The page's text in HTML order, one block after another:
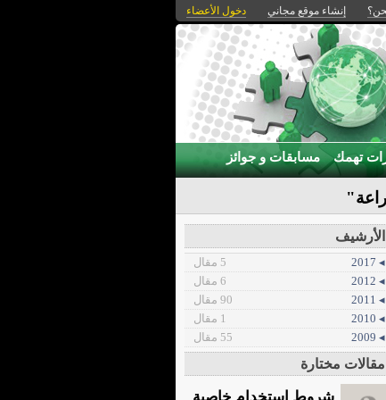
إنشاء موقع مجاني دخول الأعضاء
تهمك مسابقات و جوائز
الأرشيف
◂ 2017
5 مقال
◂ 2012
6 مقال
◂ 2011
90 مقال
◂ 2010
1 مقال
◂ 2009
55 مقال
مقالات مختارة